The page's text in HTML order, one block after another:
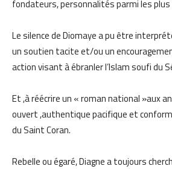
fondateurs, personnalités parmi les plus
Le silence de Diomaye a pu être
un soutien tacite et/ou un
action visant à ébranler l’Islam soufi du
Et ,à réécrire un « roman national »aux
ouvert ,authentique pacifique et
du Saint Coran.
Rebelle ou égaré, Diagne a toujours